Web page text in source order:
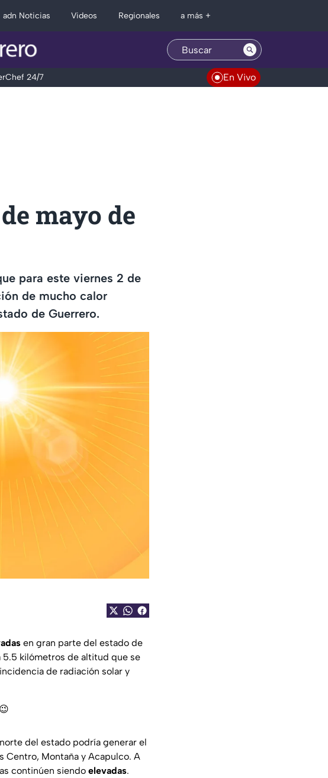
adn Noticias Videos Regionales a más +
24/7 En Vivo
mayo de
para este viernes 2 de
de mucho calor
de Guerrero.
en gran parte del estado de
5.5 kilómetros de altitud que se
de radiación solar y
😉
del estado podría generar el
Centro, Montaña y Acapulco. A
continúen siendo elevadas.